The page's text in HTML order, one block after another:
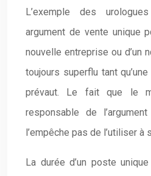
L’exemple des
argument de vente unique
nouvelle entreprise ou d’un
toujours superflu tant
prévaut. Le fait que le
responsable de
l’empêche pas de l’utiliser à
La durée d’un poste